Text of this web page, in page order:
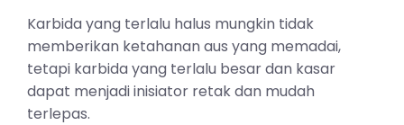
Karbida yang terlalu halus mungkin tidak
memberikan ketahanan aus yang memadai,
tetapi karbida yang terlalu besar dan kasar
dapat menjadi inisiator retak dan mudah
terlepas.